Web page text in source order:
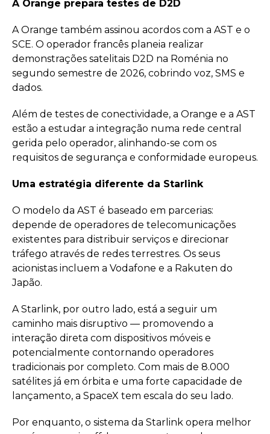
A Orange prepara testes de D2D
A Orange também assinou acordos com a AST e o
SCE. O operador francês planeia realizar
demonstrações satelitais D2D na Roménia no
segundo semestre de 2026, cobrindo voz, SMS e
dados.
Além de testes de conectividade, a Orange e a AST
estão a estudar a integração numa rede central
gerida pelo operador, alinhando-se com os
requisitos de segurança e conformidade europeus.
Uma estratégia diferente da Starlink
O modelo da AST é baseado em parcerias:
depende de operadores de telecomunicações
existentes para distribuir serviços e direcionar
tráfego através de redes terrestres. Os seus
acionistas incluem a Vodafone e a Rakuten do
Japão.
A Starlink, por outro lado, está a seguir um
caminho mais disruptivo — promovendo a
interação direta com dispositivos móveis e
potencialmente contornando operadores
tradicionais por completo. Com mais de 8.000
satélites já em órbita e uma forte capacidade de
lançamento, a SpaceX tem escala do seu lado.
Por enquanto, o sistema da Starlink opera melhor